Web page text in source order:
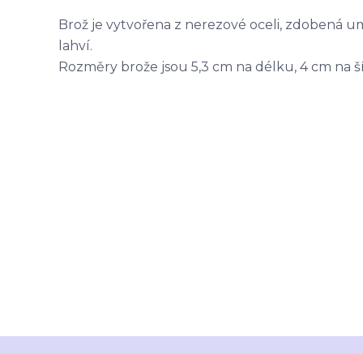
Brož je vytvořena z nerezové oceli, zdobená
lahví.
Rozměry brože jsou 5,3 cm na délku, 4 cm na